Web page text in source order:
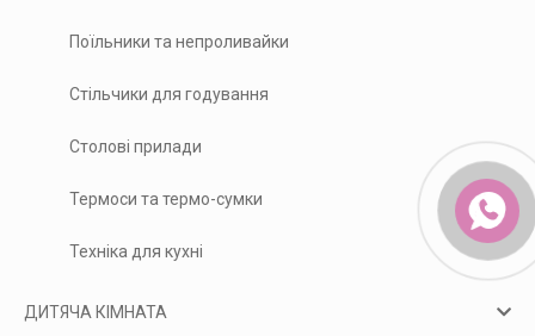
Поїльники та непроливайки
Стільчики для годування
Столові прилади
Термоси та термо-сумки
Техніка для кухні
ДИТЯЧА КІМНАТА